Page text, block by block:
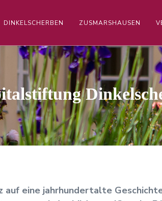
DINKELSCHERBEN ZUSMARSHAUSEN
eine jahrhundertalte